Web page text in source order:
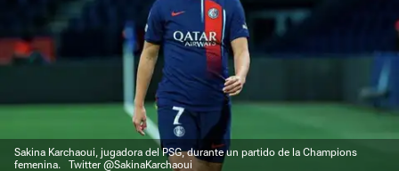
Sakina Karchaoui, jugadora del PSG, durante un partido de la Champions
femenina.
Twitter @SakinaKarchaoui